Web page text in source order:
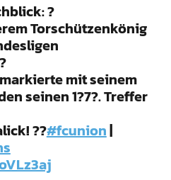
?
Torschützenkönig
mit seinem
seinen 1?7?. Treffer
??#fcunion|